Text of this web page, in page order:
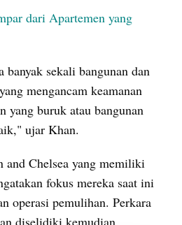
dari Apartemen yang
sekali bangunan dan
mengancam keamanan
yang buruk atau bangunan
ujar Khan.
and Chelsea yang memiliki
fokus mereka saat ini
operasi pemulihan. Perkara
diselidiki kemudian.